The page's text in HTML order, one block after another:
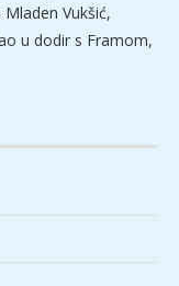
Vukšić,
u dodir s Framom,